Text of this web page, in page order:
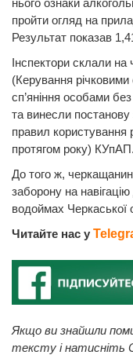
пройти огляд на
Результат показав
Інспектори склали на
(Керування
сп’яніння особами
та винесли
правил користування
протягом року) КУпАП.
До того ж,
заборону на
водоймах Черкаської
Читайте нас у
Якщо ви знайшли
тексту і натисніть